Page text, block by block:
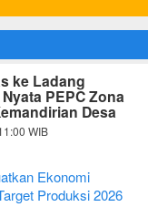
ke Ladang
PEPC Zona
Desa
WIB
Ekonomi
Produksi 2026